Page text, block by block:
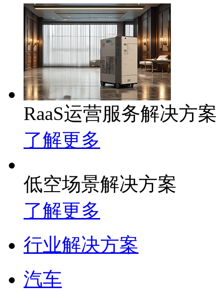
RaaS运营服务解决方案
了解更多
低空场景解决方案
了解更多
行业解决方案
汽车